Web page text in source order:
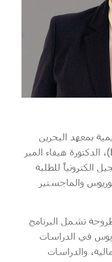
بمعهد البحرين
للدراسات المصرفية والمالية (BIBF)، الدكتورة هيفاء المير
الكترونياً للطلبة
والماجستير
تشمل البرنامج
في الدراسات
والدراسات